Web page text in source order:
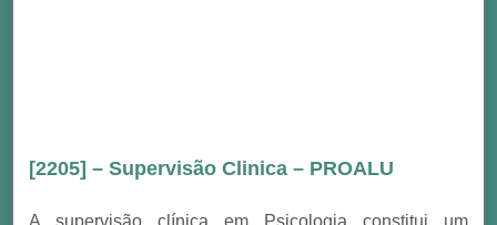
[2205] – Supervisão Clinica – PROALU
A supervisão clínica em Psicologia constitui um